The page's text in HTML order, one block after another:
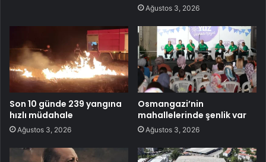
Ağustos 3, 2026
Son 10 günde 239 yangına
hızlı müdahale
Ağustos 3, 2026
Osmangazi’nin
mahallelerinde şenlik var
Ağustos 3, 2026